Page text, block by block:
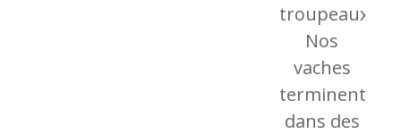
troupeaux.
Nos
vaches
terminent
dans des